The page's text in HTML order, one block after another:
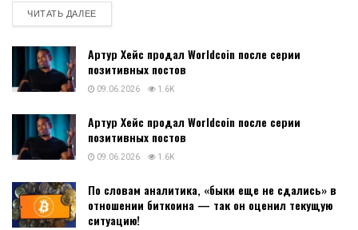
ЧИТАТЬ ДАЛЕЕDETAILS
Артур Хейс продал Worldcoin после серии
позитивных постов
09.06.2026 1.6K
Артур Хейс продал Worldcoin после серии
позитивных постов
09.06.2026 1.6K
По словам аналитика, «быки еще не сдались» в
отношении биткоина — так он оценил текущую
ситуацию!